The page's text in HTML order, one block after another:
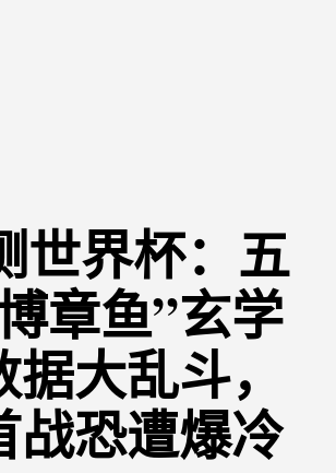
世界杯：五
章鱼”玄学
大乱斗，
战恐遭爆冷